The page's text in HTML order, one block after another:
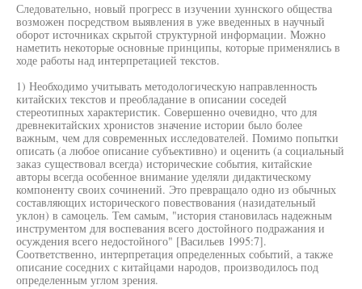
Следовательно, новый прогресс в изучении хуннского общества
возможен посредством выявления в уже введенных в научный
оборот источниках скрытой структурной информации. Можно
наметить некоторые основные принципы, которые применялись в
ходе работы над интерпретацией текстов.
1) Необходимо учитывать методологическую направленность
китайских текстов и преобладание в описании соседей
стереотипных характеристик. Совершенно очевидно, что для
древнекитайских хронистов значение истории было более
важным, чем для современных исследователей. Помимо попытки
описать (а любое описание субъективно) и оценить (а социальный
заказ существовал всегда) исторические события, китайские
авторы всегда особенное внимание уделяли дидактическому
компоненту своих сочинений. Это превращало одно из обычных
составляющих исторического повествования (назидательный
уклон) в самоцель. Тем самым, "история становилась надежным
инструментом для воспевания всего достойного подражания и
осуждения всего недостойного" [Васильев 1995:7].
Соответственно, интерпретация определенных событий, а также
описание соседних с китайцами народов, производилось под
определенным углом зрения.